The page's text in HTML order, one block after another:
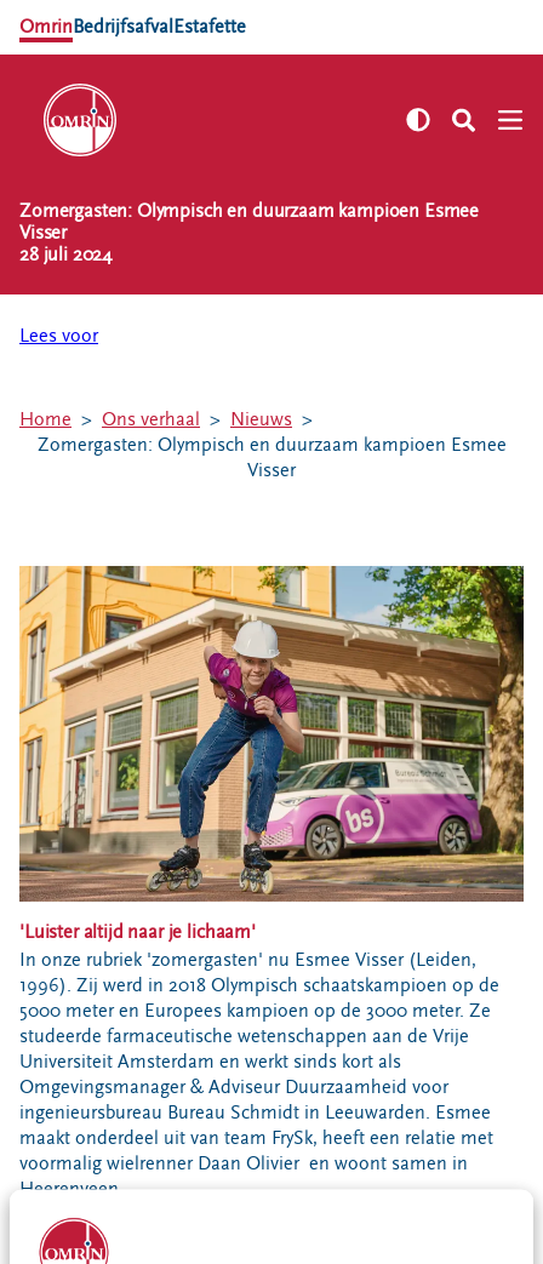
OmrinBedrijfsafval Estafette
NL EN
Zelf regelen
Omrin Afvalapp
Milieustraten
Milieupas aanvragen
Ons verhaal
Nieuws
Ontdek Omrin
Over Omrin
Hier werken we aan
Ecopark De Wierde
Reststoffen Energie Centrale
Projecten
Contact
Storing, klacht of vraag
Klantenservice SYP
VeeIgestelde vragen
Pers
Locaties
Werken bij
Voor gemeenten
Voor leveranciers en bezoekers
Zomergasten: Olympisch en duurzaam kampioen Esmee
Visser
28 juli 2024
Lees voor
Home Ons verhaal
Nieuws
Zomergasten: Olympisch en duurzaam kampioen Esmee
Visser
'Luister altijd naar je lichaam'
In onze rubriek 'zomergasten' nu Esmee Visser (Leiden,
1996). Zij werd in 2018 Olympisch schaatskampioen op de
5000 meter en Europees kampioen op de 3000 meter. Ze
studeerde farmaceutische wetenschappen aan de Vrije
Universiteit Amsterdam en werkt sinds kort als
Omgevingsmanager & Adviseur Duurzaamheid voor
ingenieursbureau Bureau Schmidt in Leeuwarden. Esmee
maakt onderdeel uit van team FrySk, heeft een relatie met
voormalig wielrenner Daan Olivier en woont samen in
Heerenveen.
Esmee: "Het wedstrijdschaatsen kan ik nu combineren met